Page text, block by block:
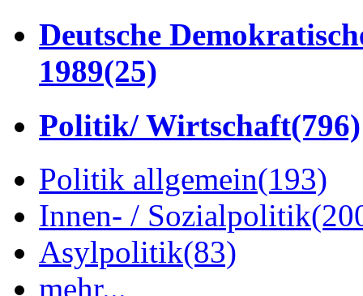
Deutsche
1989(25)
Politik/ Wirtschaft(796)
Politik allgemein(193)
Innen- / Sozialpolitik
Asylpolitik(83)
mehr...